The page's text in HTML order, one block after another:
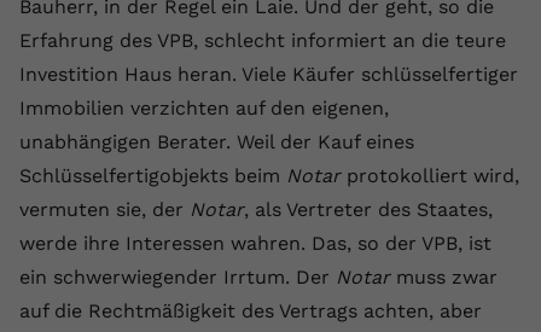
Bauherr, in der Regel ein Laie. Und der geht, so die
Erfahrung des VPB, schlecht informiert an die teure
Investition Haus heran. Viele Käufer schlüsselfertiger
Immobilien verzichten auf den eigenen,
unabhängigen Berater. Weil der Kauf eines
Schlüsselfertigobjekts beim Notarprotokolliert wird,
vermuten sie, der Notar, als Vertreter des Staates,
werde ihre Interessen wahren. Das, so der VPB, ist
ein schwerwiegender Irrtum. Der Notarmuss zwar
auf die Rechtmäßigkeit des Vertrags achten, aber
Zweck
registriert eine eindeutige ID, um
Daten darüber zu speichern, welche
Videos von YouTube der Nutzer
gesehen hat.
Name yt-remote-connected-devices
Laufzeit Session